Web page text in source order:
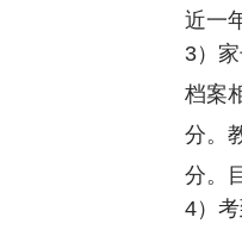
近一
3）
档案
分。
分。
4）